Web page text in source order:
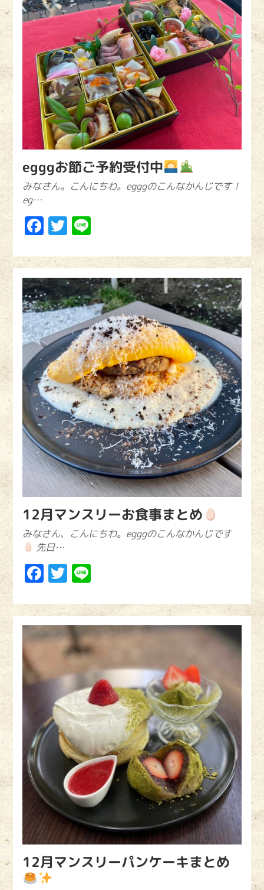
egggお節ご予約受付中
みなさん。こんにちわ。egggのこんなかんじです！
eg…
Facebook
Twitter
12月マンスリーお食事まとめ
みなさん、こんにちわ。egggのこんなかんじです
先日…
Facebook
Twitter
12月マンスリーパンケーキまとめ